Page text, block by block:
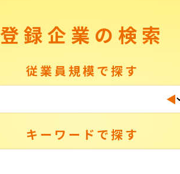
登録企業の検索
従業員規模で探す
キーワードで探す